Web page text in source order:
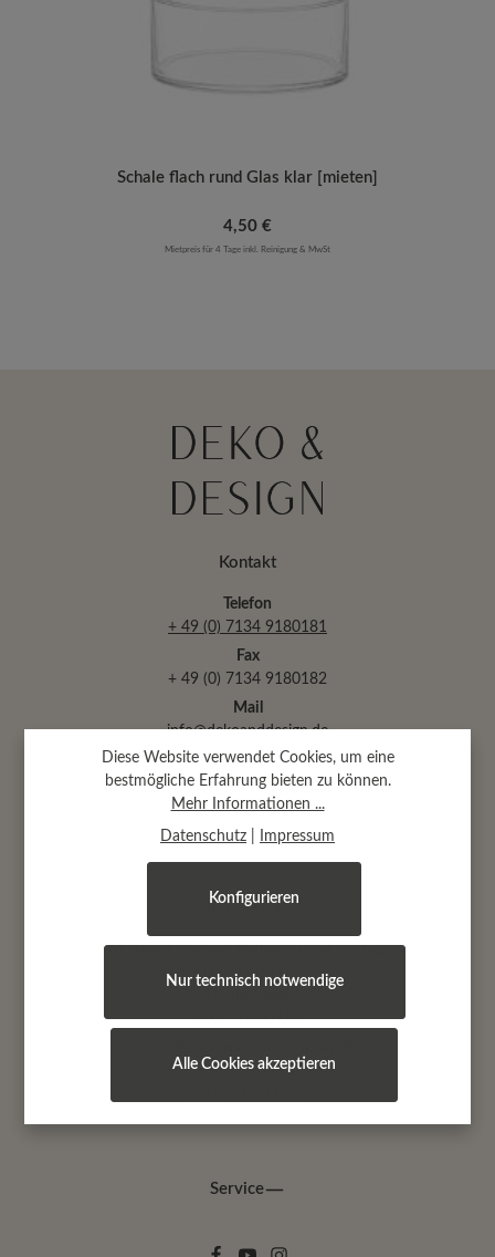
Schale flach rund Glas klar [mieten]
Regulärer Preis:
4,50 €
Mietpreis für 4 Tage inkl. Reinigung & MwSt
Kontakt
Telefon
+ 49 (0) 7134 9180181
Fax
+ 49 (0) 7134 9180182
Mail
info@dekoanddesign.de
Abtsäckerstr. 30 · 74189 Weinsberg
(bei Heilbronn)
Öffnungszeiten
Montag, Dienstag, Mittwoch und Freitag:
9.00 - 17.00 Uhr
9.00 - 19.00 Uhr
jeden 1.+ 3. Samstag im Monat
Service
Diese Website verwendet Cookies, um eine
bestmögliche Erfahrung bieten zu können.
Mehr Informationen ...
Datenschutz Impressum
Nur technisch notwendige
Konfigurieren
Alle Cookies akzeptieren